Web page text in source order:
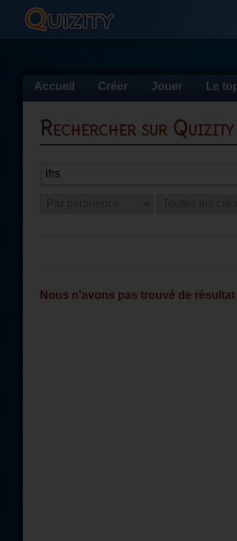
Accueil Créer Jouer Le
Rechercher sur Quizity
Nous n'avons pas trouvé de